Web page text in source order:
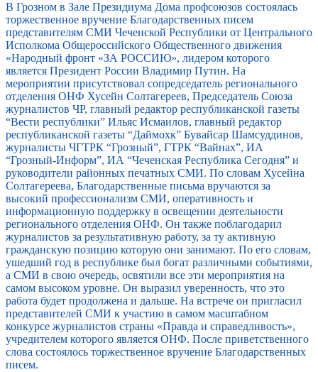
В Грозном в Зале Президиума Дома профсоюзов состоялась
торжественное вручение Благодарственных писем
представителям СМИ Чеченской Республики от Центрального
Исполкома Общероссийского Общественного движения
«Народный фронт «ЗА РОССИЮ», лидером которого
является Президент России Владимир Путин. На
мероприятии присутствовал сопредседатель регионального
отделения ОНФ Хусейн Солтагереев, Председатель Союза
журналистов ЧР, главный редактор республиканской газеты
“Вести республики” Ильяс Исмаилов, главный редактор
республиканской газеты “Даймохк” Бувайсар Шамсуддинов,
журналисты ЧГТРК “Грозный”, ГТРК “Вайнах”, ИА
“Грозный-Информ”, ИА “Чеченская Республика Сегодня” и
руководители районных печатных СМИ. По словам Хусейна
Солтагереева, Благодарственные письма вручаются за
высокий профессионализм СМИ, оперативность и
информационную поддержку в освещении деятельности
регионального отделения ОНФ. Он также поблагодарил
журналистов за результативную работу, за ту активную
гражданскую позицию которую они занимают. По его словам,
ушедший год в республике был богат различными событиями,
а СМИ в свою очередь, освятили все эти мероприятия на
самом высоком уровне. Он выразил уверенность, что это
работа будет продолжена и дальше. На встрече он пригласил
представителей СМИ к участию в самом масштабном
конкурсе журналистов страны «Правда и справедливость»,
учредителем которого является ОНФ. После приветственного
слова состоялось торжественное вручение Благодарственных
писем.